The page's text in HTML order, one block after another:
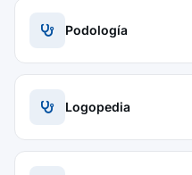
Podología
Logopedia